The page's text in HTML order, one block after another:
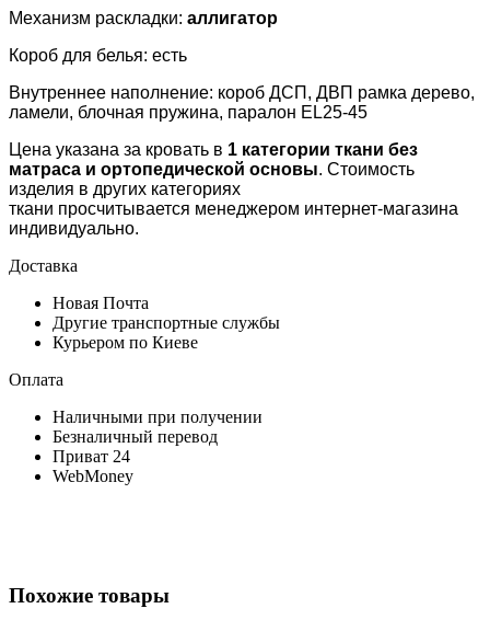
Механизм раскладки: аллигатор
Короб для белья: есть
Внутреннее наполнение: короб ДСП, ДВП рамка дерево,
ламели, блочная пружина, паралон EL25-45
Цена указана за кровать в 1 категории ткани без
матраса и ортопедической основы. Стоимость
изделия в других категориях
ткани просчитывается менеджером интернет-магазина
индивидуально.
Доставка
Новая Почта
Другие транспортные службы
Курьером по Киеве
Оплата
Наличными при получении
Безналичный перевод
Приват 24
WebMoney
Похожие товары